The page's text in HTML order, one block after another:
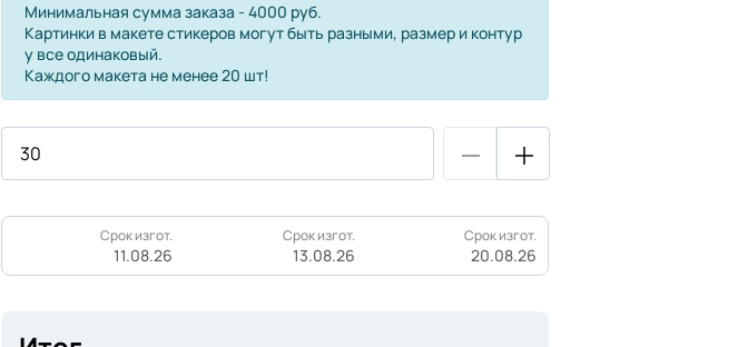
Минимальная сумма заказа - 4000 руб.
Картинки в макете стикеров могут быть разными, размер и контур
у все одинаковый.
Каждого макета не менее 20 шт!
Срок изгот.
11.08.26
Срок изгот.
13.08.26
Срок изгот.
20.08.26